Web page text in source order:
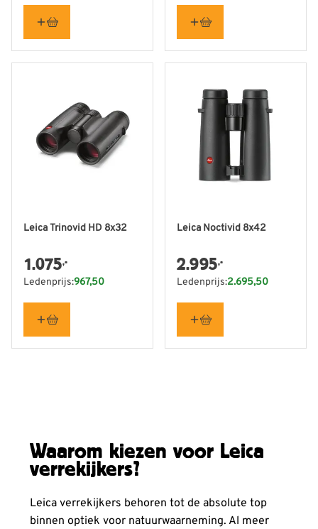
Leica Trinovid HD 8x32
1.075,-
Ledenprijs:967,50
Leica Noctivid 8x42
2.995,-
Ledenprijs:2.695,50
Waarom kiezen voor Leica
verrekijkers?
Leica verrekijkers behoren tot de absolute top
binnen optiek voor natuurwaarneming. Al meer